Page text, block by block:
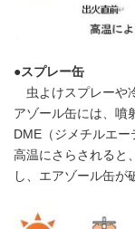
●スプレー缶
虫よけスプレーや
アゾール缶には、噴
DME（ジメチルエ
高温にさらされると
し、エアゾール缶が